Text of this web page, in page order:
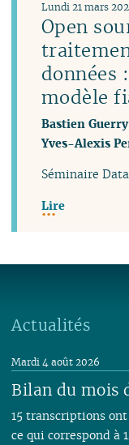
Open
données
modèle
Lundi 21 mars
Bastien Guerry
Yves-Alexis
Séminaire Data
Lire
Actualités
Bilan du mois
Mardi 4 août 2026
15 transcriptions
ce qui correspond à